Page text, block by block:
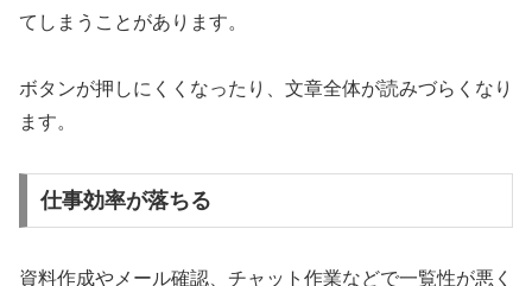
てしまうことがあります。
ボタンが押しにくくなったり、文章全体が読みづらくなり
ます。
仕事効率が落ちる
資料作成やメール確認、チャット作業などで一覧性が悪く